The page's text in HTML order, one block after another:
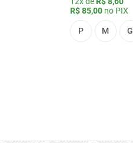
R$ 85,00no PIX
P M G